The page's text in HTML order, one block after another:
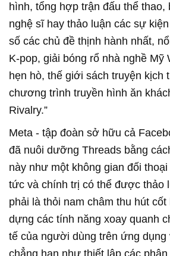
hình, tổng hợp trận đấu thể thao,
nghệ sĩ hay thảo luận các sự
số các chủ đề thịnh hành nhất,
K-pop, giải bóng rổ nhà nghề Mỹ
hẹn hò, thế giới sách truyện kịch
chương trình truyền hình ăn
Rivalry.”
Meta - tập đoàn sở hữu cả
đã nuôi dưỡng Threads bằng
này như một không gian đối
tức và chính trị có thể được thảo
phải là thỏi nam châm thu hút
dựng các tính năng xoay quanh
tế của người dùng trên ứng dụng